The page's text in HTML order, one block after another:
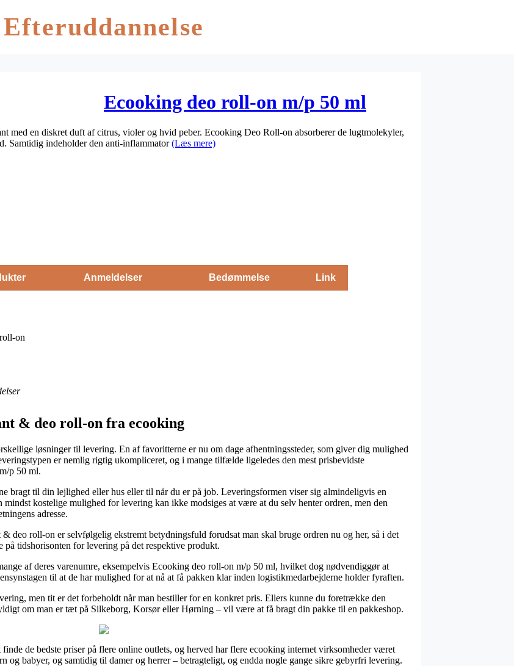
Efteruddannelse
Ecooking deo roll-on m/p 50 ml
med en diskret duft af citrus, violer og hvid peber. Ecooking Deo Roll-on absorberer de lugtmolekyler,
Samtidig indeholder den anti-inflammator(Læs mere)
Anmeldelser Bedømmelse Link
on
& deo roll-on fra ecooking
løsninger til levering. En af favoritterne er nu om dage afhentningssteder, som giver dig mulighed
er nemlig rigtig ukompliceret, og i mange tilfælde ligeledes den mest prisbevidste
p 50 ml.
bragt til din lejlighed eller hus eller til når du er på job. Leveringsformen viser sig almindeligvis en
kostelige mulighed for levering kan ikke modsiges at være at du selv henter ordren, men den
adresse.
deo roll-on er selvfølgelig ekstremt betydningsfuld forudsat man skal bruge ordren nu og her, så i det
tidshorisonten for levering på det respektive produkt.
af deres varenumre, eksempelvis Ecooking deo roll-on m/p 50 ml, hvilket dog nødvendiggør at
til at de har mulighed for at nå at få pakken klar inden logistikmedarbejderne holder fyraften.
men tit er det forbeholdt når man bestiller for en konkret pris. Ellers kunne du foretrække den
om man er tæt på Silkeborg, Korsør eller Hørning – vil være at få bragt din pakke til en pakkeshop.
de bedste priser på flere online outlets, og herved har flere ecooking internet virksomheder været
og babyer, og samtidig til damer og herrer – betragteligt, og endda nogle gange sikre gebyrfri levering.